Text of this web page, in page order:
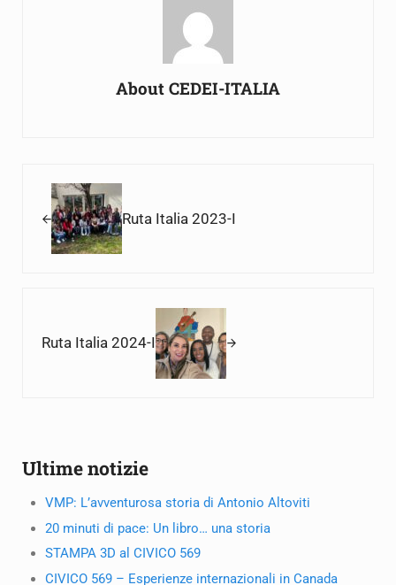
About CEDEI-ITALIA
Ruta Italia 2023-I
Ruta Italia 2024-I
Sidebar
Ultime notizie
VMP: L’avventurosa storia di Antonio Altoviti
20 minuti di pace: Un libro… una storia
STAMPA 3D al CIVICO 569
CIVICO 569 – Esperienze internazionali in Canada